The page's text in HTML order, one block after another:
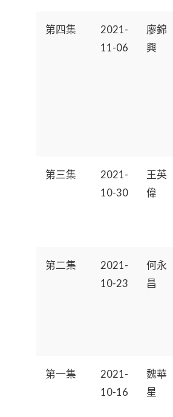
第四集
2021-
11-06
廖錦
興
第三集
2021-
10-30
王英
偉
第二集
2021-
10-23
何永
昌
第一集
2021-
10-16
魏華
星